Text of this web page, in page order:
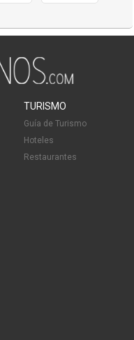
TURISMO
Guía de Turismo
Hoteles
Restaurantes